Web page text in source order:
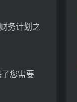
务计划之
您需要